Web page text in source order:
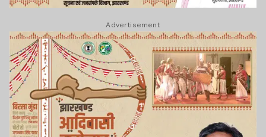
Advertisement